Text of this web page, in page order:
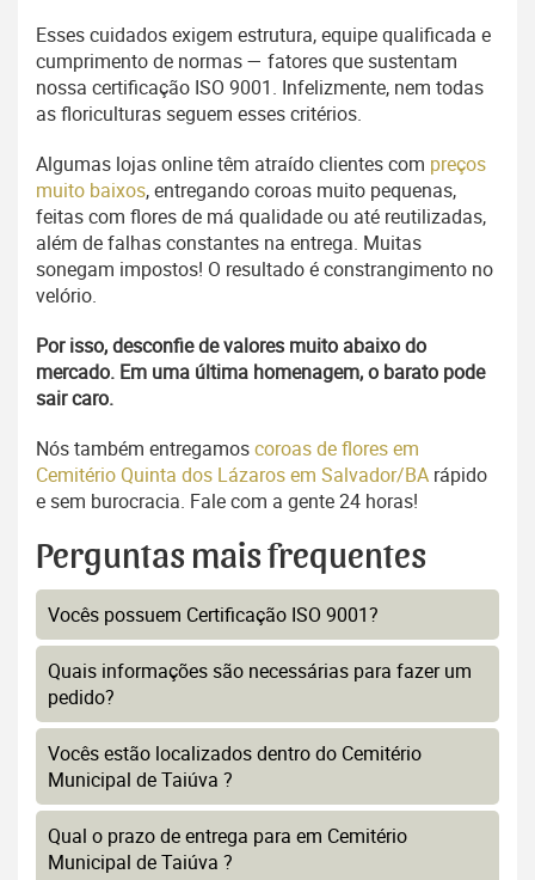
Esses cuidados exigem estrutura, equipe qualificada e
cumprimento de normas — fatores que sustentam
nossa certificação ISO 9001. Infelizmente, nem todas
as floriculturas seguem esses critérios.
Algumas lojas online têm atraído clientes com preços
muito baixos, entregando coroas muito pequenas,
feitas com flores de má qualidade ou até reutilizadas,
além de falhas constantes na entrega. Muitas
sonegam impostos! O resultado é constrangimento no
velório.
Por isso, desconfie de valores muito abaixo do
mercado. Em uma última homenagem, o barato pode
sair caro.
Nós também entregamoscoroas de flores em
Cemitério Quinta dos Lázaros em Salvador/BA rápido
e sem burocracia. Fale com a gente 24 horas!
Perguntas mais frequentes
Vocês possuem Certificação ISO 9001?
Quais informações são necessárias para fazer um
pedido?
Vocês estão localizados dentro do Cemitério
Municipal de Taiúva ?
Qual o prazo de entrega para em Cemitério
Municipal de Taiúva ?